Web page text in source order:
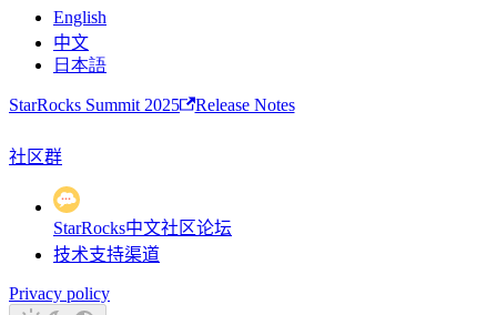
English
中文
日本語
StarRocks Summit 2025 Release Notes
社区群
StarRocks中文社区论坛
技术支持渠道
Privacy policy